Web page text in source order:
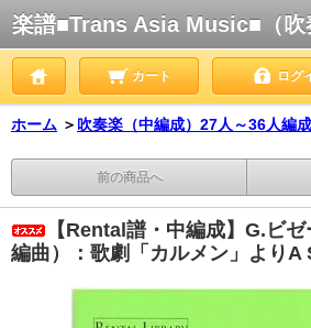
楽譜■Trans Asia Music■（吹
カート ログ
ホーム ＞ 吹奏楽（中編成）27人～36人編成
前の商品へ
【Rental譜・中編成】G.ビ
編曲）：歌劇「カルメン」よりA